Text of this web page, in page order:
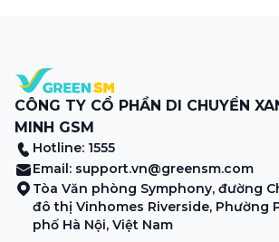
CÔNG TY CỔ PHẦN DI CHUYỂN
MINH GSM
Hotline: 1555
Email: support.vn@greensm.com
Tòa Văn phòng Symphony, đường
đô thị Vinhomes Riverside, Phường
phố Hà Nội, Việt Nam